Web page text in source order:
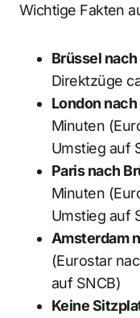
Wichtige Fakten
Brüssel
Direktzüge
London
Minuten
Umstieg auf
Paris nach
Minuten
Umstieg auf
Amsterdam
(Eurostar
auf SNCB)
Keine